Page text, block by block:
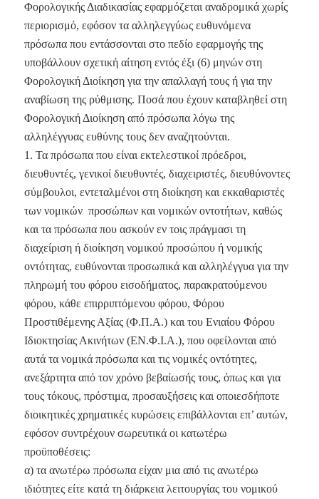
Φορολογικής Διαδικασίας εφαρμόζεται αναδρομικά χωρίς
περιορισμό, εφόσον τα αλληλεγγύως ευθυνόμενα
πρόσωπα που εντάσσονται στο πεδίο εφαρμογής της
υποβάλλουν σχετική αίτηση εντός έξι (6) μηνών στη
Φορολογική Διοίκηση για την απαλλαγή τους ή για την
αναβίωση της ρύθμισης. Ποσά που έχουν καταβληθεί στη
Φορολογική Διοίκηση από πρόσωπα λόγω της
αλληλέγγυας ευθύνης τους δεν αναζητούνται.
1. Τα πρόσωπα που είναι εκτελεστικοί πρόεδροι,
διευθυντές, γενικοί διευθυντές, διαχειριστές, διευθύνοντες
σύμβουλοι, εντεταλμένοι στη διοίκηση και εκκαθαριστές
των νομικών προσώπων και νομικών οντοτήτων, καθώς
και τα πρόσωπα που ασκούν εν τοις πράγμασι τη
διαχείριση ή διοίκηση νομικού προσώπου ή νομικής
οντότητας, ευθύνονται προσωπικά και αλληλέγγυα για την
πληρωμή του φόρου εισοδήματος, παρακρατούμενου
φόρου, κάθε επιρριπτόμενου φόρου, Φόρου
Προστιθέμενης Αξίας (Φ.Π.Α.) και του Ενιαίου Φόρου
Ιδιοκτησίας Ακινήτων (ΕΝ.Φ.Ι.Α.), που οφείλονται από
αυτά τα νομικά πρόσωπα και τις νομικές οντότητες,
ανεξάρτητα από τον χρόνο βεβαίωσής τους, όπως και για
τους τόκους, πρόστιμα, προσαυξήσεις και οποιεσδήποτε
διοικητικές χρηματικές κυρώσεις επιβάλλονται επ’ αυτών,
εφόσον συντρέχουν σωρευτικά οι κατωτέρω
προϋποθέσεις:
α) τα ανωτέρω πρόσωπα είχαν μια από τις ανωτέρω
ιδιότητες είτε κατά τη διάρκεια λειτουργίας του νομικού